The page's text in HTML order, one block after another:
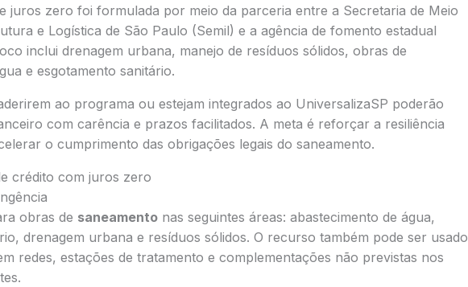
juros zero foi formulada por meio da parceria entre a Secretaria de Meio
e Logística de São Paulo (Semil) e a agência de fomento estadual
inclui drenagem urbana, manejo de resíduos sólidos, obras de
e esgotamento sanitário.
ao programa ou estejam integrados ao UniversalizaSP poderão
com carência e prazos facilitados. A meta é reforçar a resiliência
o cumprimento das obrigações legais do saneamento.
crédito com juros zero
obras de saneamentonas seguintes áreas: abastecimento de água,
drenagem urbana e resíduos sólidos. O recurso também pode ser usado
redes, estações de tratamento e complementações não previstas nos